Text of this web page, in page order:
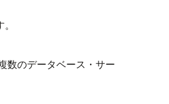
数のデータベース・サー